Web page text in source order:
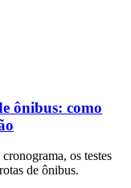
ônibus: como
os testes
de ônibus.